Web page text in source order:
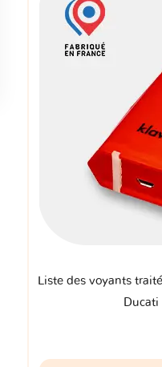
Liste des voyants
Ducati